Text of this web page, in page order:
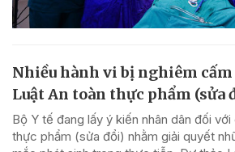
Nhiều hành vi bị nghiêm
Luật An toàn thực phẩm (sửa
Bộ Y tế đang lấy ý kiến nhân dân đối
thực phẩm (sửa đổi) nhằm giải quyết